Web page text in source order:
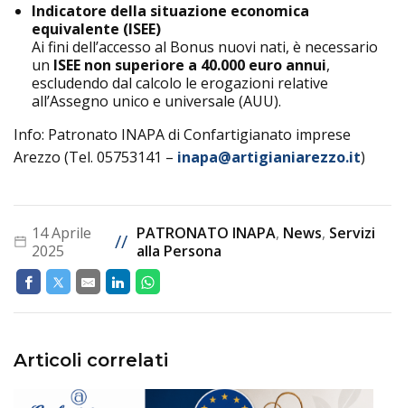
Indicatore della situazione economica
equivalente (ISEE)
Ai fini dell’accesso al Bonus nuovi nati, è necessario
un ISEE non superiore a 40.000 euro annui,
escludendo dal calcolo le erogazioni relative
all’Assegno unico e universale (AUU).
Info: Patronato INAPA di Confartigianato imprese
Arezzo (Tel. 05753141 – inapa@artigianiarezzo.it)
14 Aprile
2025
// PATRONATO INAPA, News, Servizi
alla Persona
Articoli correlati